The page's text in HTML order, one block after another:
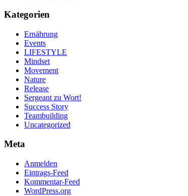
Kategorien
Ernährung
Events
LIFESTYLE
Mindset
Movement
Nature
Release
Sergeant zu Wort!
Success Story
Teambuilding
Uncategorized
Meta
Anmelden
Eintrags-Feed
Kommentar-Feed
WordPress.org